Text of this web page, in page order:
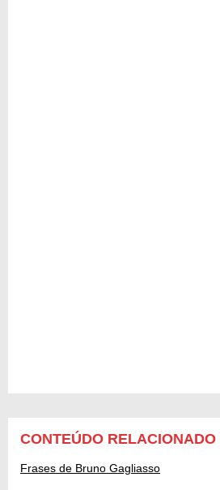
CONTEÚDO RELACIONADO
Frases de Bruno Gagliasso